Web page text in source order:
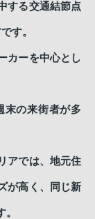
する交通結節点
す。
カーを中心とし
末の来街者が多
アでは、地元住
が高く、同じ新